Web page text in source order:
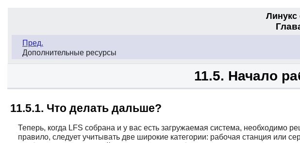
Линукс
Пред.
Дополнительные ресурсы
11.5. Начало
11.5.1. Что делать дальше?
Теперь, когда LFS собрана и у вас есть загружаемая система, необходимо
правило, следует учитывать две широкие категории: рабочая станция или